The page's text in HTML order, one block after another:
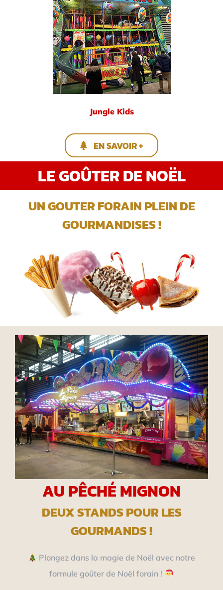
Jungle Kids
EN SAVOIR +
LE GOÛTER DE NOËL
UN GOUTER FORAIN PLEIN DE
GOURMANDISES !
AU PÊCHÉ MIGNON
DEUX STANDS POUR LES
GOURMANDS !
Plongez dans la magie de Noël avec notre
formule goûter de Noël forain !